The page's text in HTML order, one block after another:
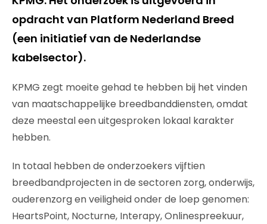
opdracht van Platform Nederland Breed
(een initiatief van de Nederlandse
kabelsector).
KPMG zegt moeite gehad te hebben bij het vinden
van maatschappelijke breedbanddiensten, omdat
deze meestal een uitgesproken lokaal karakter
hebben.
In totaal hebben de onderzoekers vijftien
breedbandprojecten in de sectoren zorg, onderwijs,
ouderenzorg en veiligheid onder de loep genomen:
HeartsPoint, Nocturne, Interapy, Onlinespreekuur,